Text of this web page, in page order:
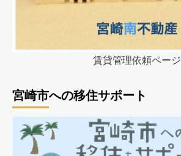
賃貸管理依頼ページ
宮崎市への移住サポート